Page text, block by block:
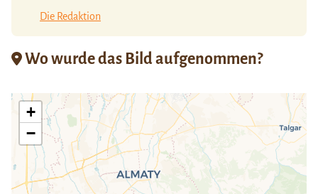
Die Redaktion
Wo wurde das Bild aufgenommen?
+
−